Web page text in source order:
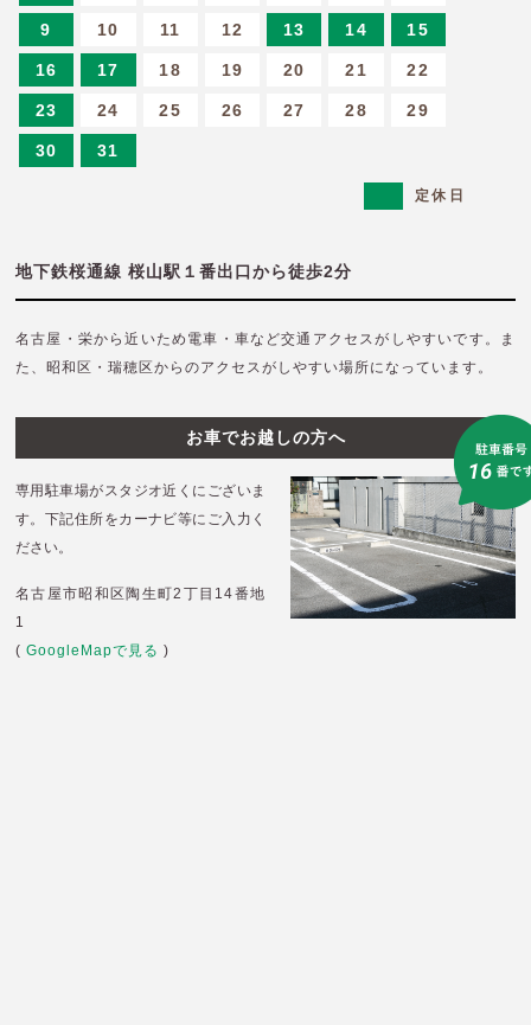
9 10 11 12 13 14 15
16 17 18 19 20 21 22
23 24 25 26 27 28 29
30 31
定休日
地下鉄桜通線 桜山駅１番出口から徒歩2分
名古屋・栄から近いため電車・車など交通アクセスがしやすいです。
ま
た、昭和区・瑞穂区からのアクセスがしやすい場所になっています。
お車でお越しの方へ
専用駐車場がスタジオ近くにございま
す。 下記住所をカーナビ等にご入力く
ださい。
名古屋市昭和区陶生町2丁目14番地
1
( GoogleMapで見る )